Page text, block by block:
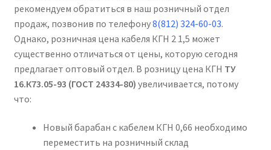
рекомендуем обратиться в наш розничный отдел
продаж, позвонив по телефону8(812) 324-60-03.
Однако, розничная цена кабеля КГН 2 1,5 может
существенно отличаться от цены, которую сегодня
предлагает оптовый отдел. В розницу цена КГН ТУ
16.К73.05-93 (ГОСТ 24334-80) увеличивается, потому
что:
Новый барабан с кабелем КГН 0,66 необходимо
переместить на розничный склад